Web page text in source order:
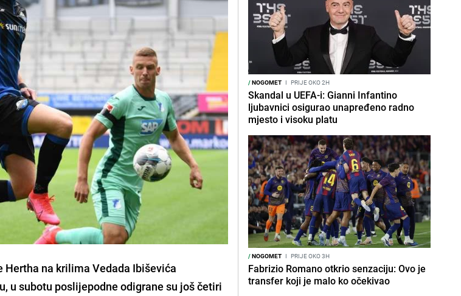
Hertha na krilimaVedada Ibiševića
u subotu poslijepodne odigrane su još četiri
/NOGOMET I PRIJE OKO 2H
Skandal u UEFA-i: Gianni Infantino
ljubavnici osigurao unapređeno radno
mjesto i visoku platu
/NOGOMET I PRIJE OKO 3H
Fabrizio Romano otkrio senzaciju: Ovo je
transfer koji je malo ko očekivao